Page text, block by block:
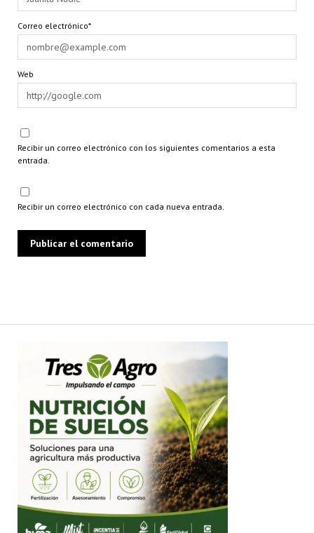
Correo electrónico*
Web
Recibir un correo electrónico con los siguientes comentarios a esta
entrada.
Recibir un correo electrónico con cada nueva entrada.